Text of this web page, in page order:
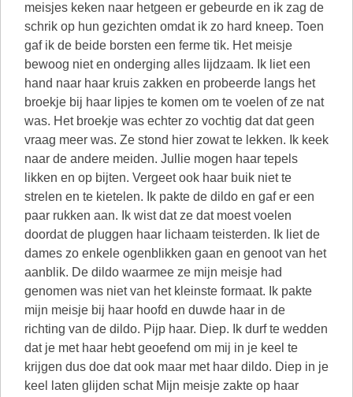
meisjes keken naar hetgeen er gebeurde en ik zag de
schrik op hun gezichten omdat ik zo hard kneep. Toen
gaf ik de beide borsten een ferme tik. Het meisje
bewoog niet en onderging alles lijdzaam. Ik liet een
hand naar haar kruis zakken en probeerde langs het
broekje bij haar lipjes te komen om te voelen of ze nat
was. Het broekje was echter zo vochtig dat dat geen
vraag meer was. Ze stond hier zowat te lekken. Ik keek
naar de andere meiden. Jullie mogen haar tepels
likken en op bijten. Vergeet ook haar buik niet te
strelen en te kietelen. Ik pakte de dildo en gaf er een
paar rukken aan. Ik wist dat ze dat moest voelen
doordat de pluggen haar lichaam teisterden. Ik liet de
dames zo enkele ogenblikken gaan en genoot van het
aanblik. De dildo waarmee ze mijn meisje had
genomen was niet van het kleinste formaat. Ik pakte
mijn meisje bij haar hoofd en duwde haar in de
richting van de dildo. Pijp haar. Diep. Ik durf te wedden
dat je met haar hebt geoefend om mij in je keel te
krijgen dus doe dat ook maar met haar dildo. Diep in je
keel laten glijden schat Mijn meisje zakte op haar